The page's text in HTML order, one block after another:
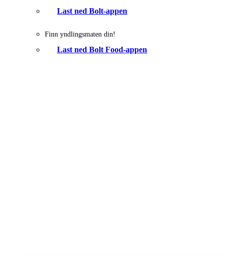
Last ned Bolt-appen
Finn yndlingsmaten din!
Last ned Bolt Food-appen